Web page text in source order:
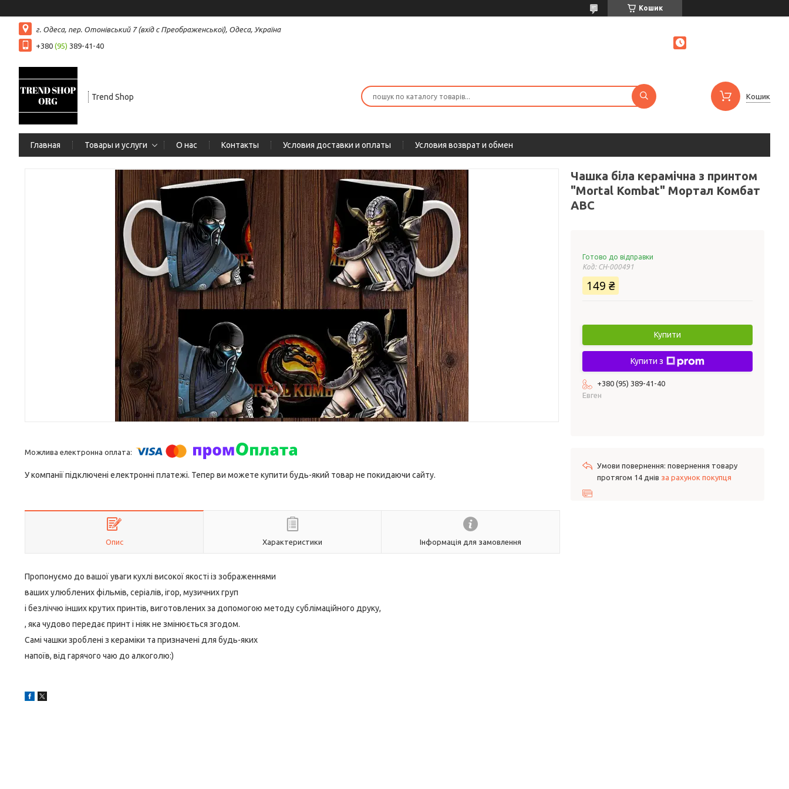
Кошик
г. Одеса, пер. Отонівський 7 (вхід с Преображенської), Одеса, Україна
+380 (95) 389-41-40
Trend Shop Кошик
Главная Товары и услуги О нас Контакты Условия доставки и оплаты Условия возврат и обмен
У компанії підключені електронні платежі. Тепер ви можете купити будь-який товар не покидаючи сайту.
Опис Характеристики Інформація для замовлення
Пропонуємо до вашої уваги кухлі високої якості із зображеннями
ваших улюблених фільмів, серіалів, ігор, музичних груп
і безліччю інших крутих принтів, виготовлених за допомогою методу сублімаційного друку,
, яка чудово передає принт і ніяк не змінюється згодом.
Самі чашки зроблені з кераміки та призначені для будь-яких
напоїв, від гарячого чаю до алкоголю:)
Чашка біла керамічна з принтом
"Mortal Kombat" Мортал Комбат
ABC
Готово до відправки
Код: СH-000491
149 ₴
Купити
Купити з
+380 (95) 389-41-40
Евген
повернення товару
протягом 14 днів за рахунок покупця